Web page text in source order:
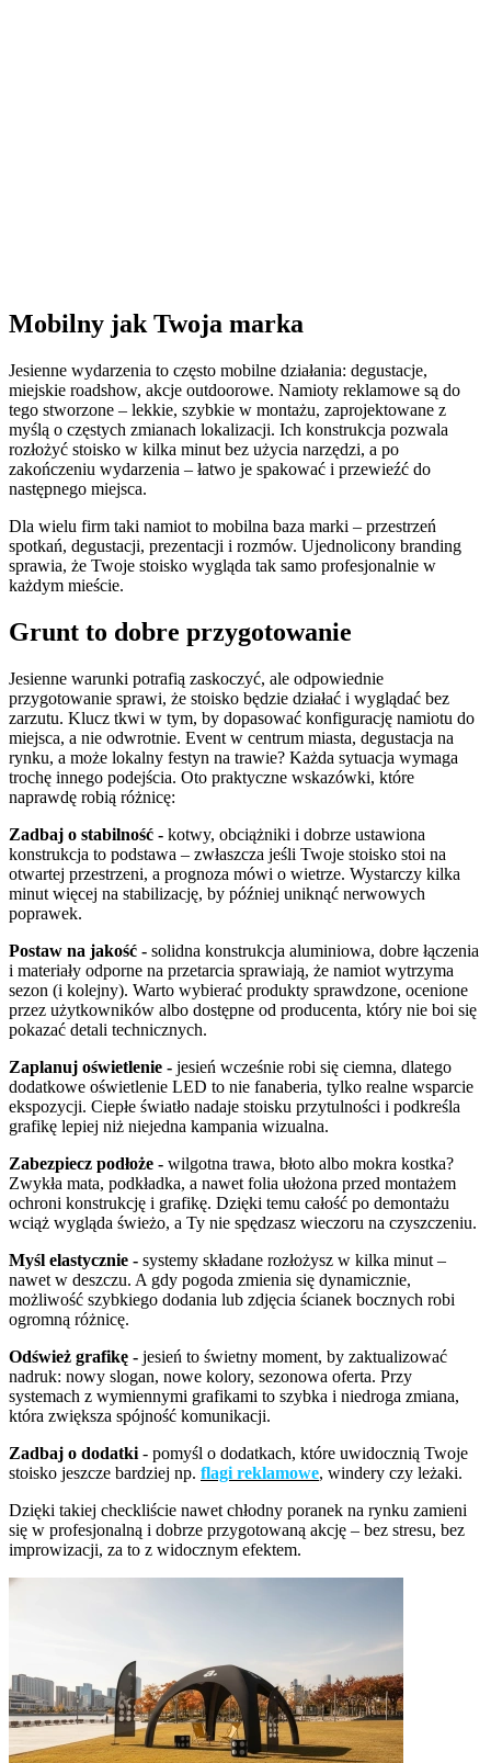
Mobilny jak Twoja marka
Jesienne wydarzenia to często mobilne działania: degustacje,
miejskie roadshow, akcje outdoorowe. Namioty reklamowe są do
tego stworzone – lekkie, szybkie w montażu, zaprojektowane z
myślą o częstych zmianach lokalizacji. Ich konstrukcja pozwala
rozłożyć stoisko w kilka minut bez użycia narzędzi, a po
zakończeniu wydarzenia – łatwo je spakować i przewieźć do
następnego miejsca.
Dla wielu firm taki namiot to mobilna baza marki – przestrzeń
spotkań, degustacji, prezentacji i rozmów. Ujednolicony branding
sprawia, że Twoje stoisko wygląda tak samo profesjonalnie w
każdym mieście.
Grunt to dobre przygotowanie
Jesienne warunki potrafią zaskoczyć, ale odpowiednie
przygotowanie sprawi, że stoisko będzie działać i wyglądać bez
zarzutu. Klucz tkwi w tym, by dopasować konfigurację namiotu do
miejsca, a nie odwrotnie. Event w centrum miasta, degustacja na
rynku, a może lokalny festyn na trawie? Każda sytuacja wymaga
trochę innego podejścia. Oto praktyczne wskazówki, które
naprawdę robią różnicę:
Zadbaj o stabilność - kotwy, obciążniki i dobrze ustawiona
konstrukcja to podstawa – zwłaszcza jeśli Twoje stoisko stoi na
otwartej przestrzeni, a prognoza mówi o wietrze. Wystarczy kilka
minut więcej na stabilizację, by później uniknąć nerwowych
poprawek.
Postaw na jakość - solidna konstrukcja aluminiowa, dobre łączenia
i materiały odporne na przetarcia sprawiają, że namiot wytrzyma
sezon (i kolejny). Warto wybierać produkty sprawdzone, ocenione
przez użytkowników albo dostępne od producenta, który nie boi się
pokazać detali technicznych.
Zaplanuj oświetlenie - jesień wcześnie robi się ciemna, dlatego
dodatkowe oświetlenie LED to nie fanaberia, tylko realne wsparcie
ekspozycji. Ciepłe światło nadaje stoisku przytulności i podkreśla
grafikę lepiej niż niejedna kampania wizualna.
Zabezpiecz podłoże - wilgotna trawa, błoto albo mokra kostka?
Zwykła mata, podkładka, a nawet folia ułożona przed montażem
ochroni konstrukcję i grafikę. Dzięki temu całość po demontażu
wciąż wygląda świeżo, a Ty nie spędzasz wieczoru na czyszczeniu.
Myśl elastycznie - systemy składane rozłożysz w kilka minut –
nawet w deszczu. A gdy pogoda zmienia się dynamicznie,
możliwość szybkiego dodania lub zdjęcia ścianek bocznych robi
ogromną różnicę.
Odśwież grafikę - jesień to świetny moment, by zaktualizować
nadruk: nowy slogan, nowe kolory, sezonowa oferta. Przy
systemach z wymiennymi grafikami to szybka i niedroga zmiana,
która zwiększa spójność komunikacji.
Zadbaj o dodatki - pomyśl o dodatkach, które uwidocznią Twoje
stoisko jeszcze bardziej np. flagi reklamowe, windery czy leżaki.
Dzięki takiej checkliście nawet chłodny poranek na rynku zamieni
się w profesjonalną i dobrze przygotowaną akcję – bez stresu, bez
improwizacji, za to z widocznym efektem.